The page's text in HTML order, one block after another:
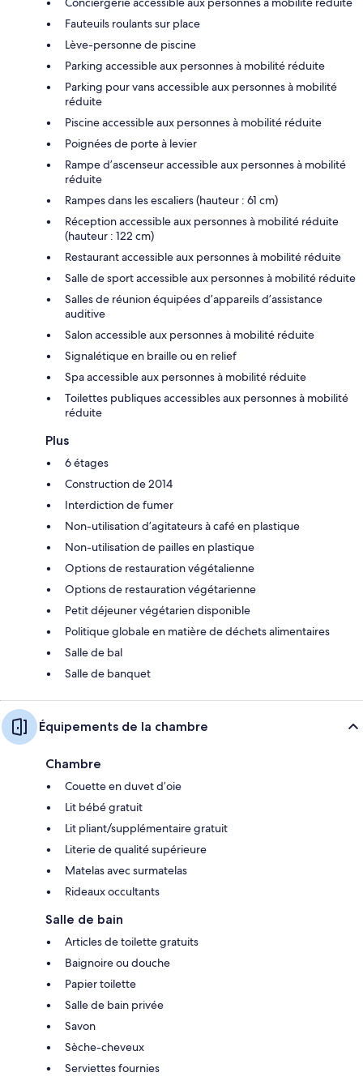
Fauteuils roulants sur place
Lève-personne de piscine
Parking accessible aux personnes à mobilité réduite
Parking pour vans accessible aux personnes à mobilité
réduite
Piscine accessible aux personnes à mobilité réduite
Poignées de porte à levier
Rampe d’ascenseur accessible aux personnes à mobilité
réduite
Rampes dans les escaliers (hauteur : 61 cm)
Réception accessible aux personnes à mobilité réduite
(hauteur : 122 cm)
Restaurant accessible aux personnes à mobilité réduite
Salle de sport accessible aux personnes à mobilité réduite
Salles de réunion équipées d’appareils d’assistance
auditive
Salon accessible aux personnes à mobilité réduite
Signalétique en braille ou en relief
Spa accessible aux personnes à mobilité réduite
Toilettes publiques accessibles aux personnes à mobilité
réduite
Plus
6 étages
Construction de 2014
Interdiction de fumer
Non-utilisation d’agitateurs à café en plastique
Non-utilisation de pailles en plastique
Options de restauration végétalienne
Options de restauration végétarienne
Petit déjeuner végétarien disponible
Politique globale en matière de déchets alimentaires
Salle de bal
Salle de banquet
Équipements de la chambre
Chambre
Couette en duvet d’oie
Lit bébé gratuit
Lit pliant/supplémentaire gratuit
Literie de qualité supérieure
Matelas avec surmatelas
Rideaux occultants
Salle de bain
Articles de toilette gratuits
Baignoire ou douche
Papier toilette
Salle de bain privée
Savon
Sèche-cheveux
Serviettes fournies